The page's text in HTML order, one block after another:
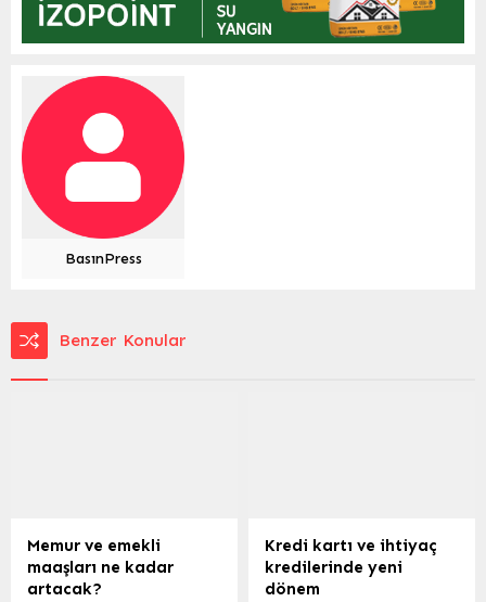
BasınPress
Benzer Konular
Memur ve emekli
maaşları ne kadar
artacak?
Kredi kartı ve ihtiyaç
kredilerinde yeni
dönem